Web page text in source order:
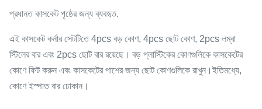
প্রধানত কাসকেট পৃষ্ঠের জন্য ব্যবহৃত.
এই কাসকেট কর্নার সেটটিতে 4pcs বড় কোণ, 4pcs ছোট কোণ, 2pcs লম্বা
স্টিলের বার এবং 2pcs ছোট বার রয়েছে। বড় প্লাস্টিকের কোণগুলিকে কাসকেটের
কোণে ফিট করুন এবং কাসকেটের পাশের জন্য ছোট কোণগুলিকে রাখুন।ইতিমধ্যে,
কোণে ইস্পাত বার ঢোকান।